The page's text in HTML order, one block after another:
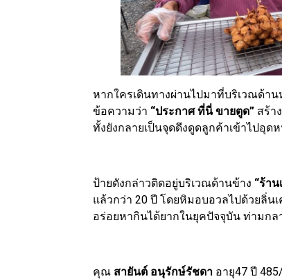
หากใครเดินทางผ่านไปมาที่บริเวณด้า
ข้อความว่า “ประกาศ ที่นี่ ขายตูด” สร้า
ทั้งยังกลายเป็นจุดดึงดูดลูกค้าเข้าไปอุ
ป้ายดังกล่าวติดอยู่บริเวณด้านข้าง “ร้า
แล้วกว่า 20 ปี โดยหิมอบอวลไปด้วยลิ่
อร่อยหากินได้ยากในยุคปัจจุบัน ท่ามกล
คุณ สายันต์ อนุรักษ์รัชดา อายุ47 ปี